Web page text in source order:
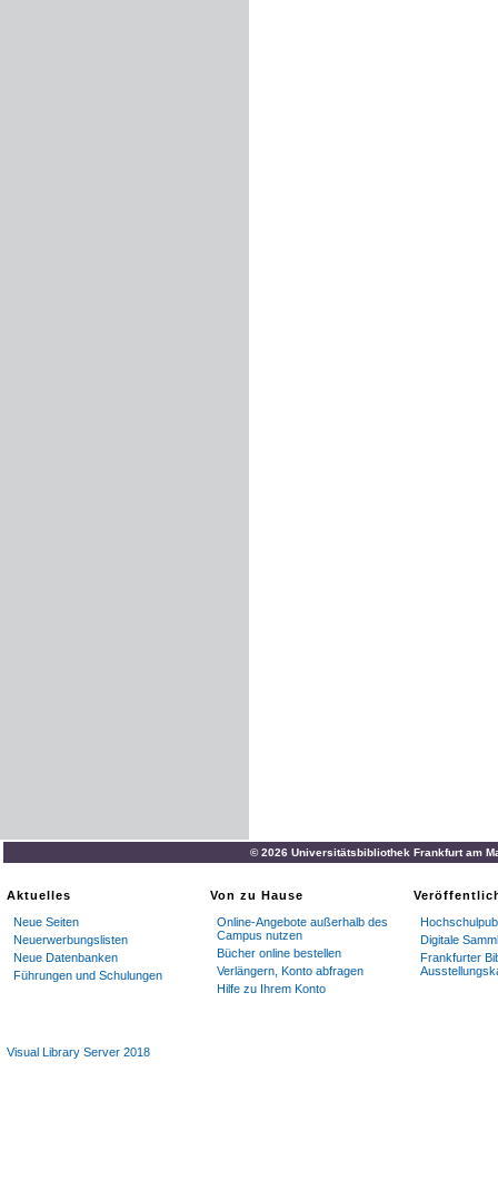
© 2026 Universitätsbibliothek Frankfurt am
Aktuelles
Neue Seiten
Neuerwerbungslisten
Neue Datenbanken
Führungen und Schulungen
Von zu Hause
Online-Angebote außerhalb des
Campus nutzen
Bücher online bestellen
Verlängern, Konto abfragen
Hilfe zu Ihrem Konto
Digitale
Frankfurter
Visual Library Server 2018